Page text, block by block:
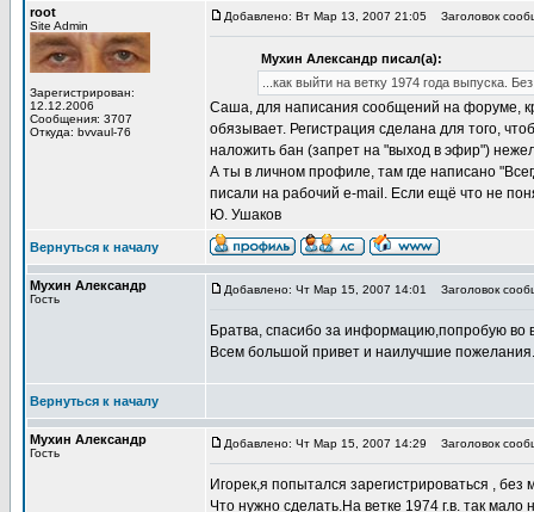
root
Site Admin
Зарегистрирован:
12.12.2006
Сообщения: 3707
Откуда: bvvaul-76
Добавлено: Вт Мар 13, 2007 21:05 Заголовок
Мухин Александр писал(а):
...как выйти на ветку 1974 года выпуска.
Саша, для написания сообщений на форуме,
обязывает. Регистрация сделана для того,
наложить бан (запрет на "выход в эфир")
А ты в личном профиле, там где написано
писали на рабочий e-mail. Если ещё что не
Ю. Ушаков
Вернуться к началу
Мухин Александр
Гость
Добавлено: Чт Мар 15, 2007 14:01 Заголовок
Братва, спасибо за информацию,попробую во
Всем большой привет и наилучшие пожелания.
Вернуться к началу
Мухин Александр
Гость
Добавлено: Чт Мар 15, 2007 14:29 Заголовок
Игорек,я попытался зарегистрироваться ,
Что нужно сделать.На ветке 1974 г.в. так